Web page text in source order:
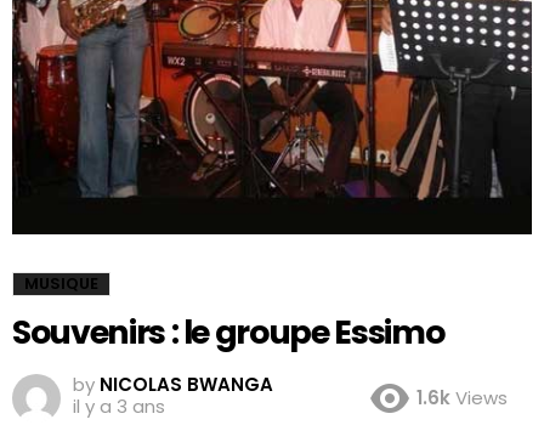
MUSIQUE
Souvenirs : le groupe Essimo
by NICOLAS BWANGA
il y a 3 ans
1.6kViews